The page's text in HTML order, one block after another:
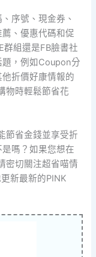
序號、現金券、
、優惠代碼和促
群組還是FB臉書社
題，例如Coupon分
折價好康情報的
物時輕鬆節省花
節省金錢並享受折
嗎？如果您想在
密切關注超省喵情
新最新的PINK